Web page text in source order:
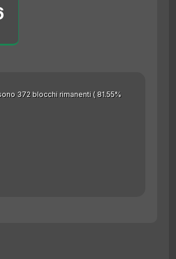
372 blocchi rimanenti ( 81.55%